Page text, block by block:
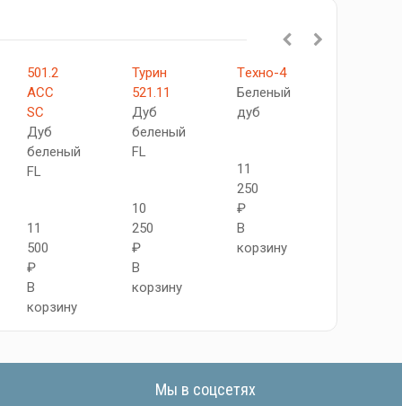
501.2
АСС
SC
Дуб
беленый
FL
11
500
₽
В
корзину
Турин
521.11
Дуб
беленый
FL
10
250
₽
В
корзину
Tехно-4
Беленый
дуб
11
250
₽
В
корзину
Мы в соцсетях